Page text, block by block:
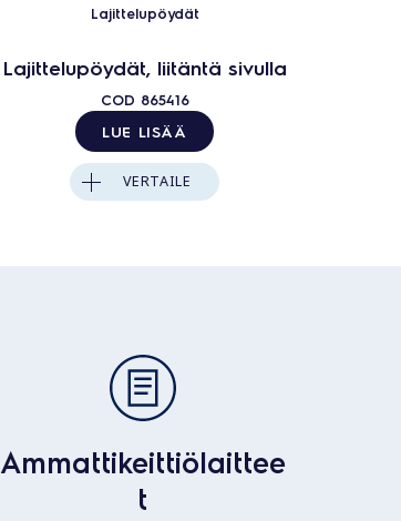
Lajittelupöydät
Lajittelupöydät, liitäntä sivulla
COD 865416
LUE LISÄÄ
VERTAILE
Ammattikeittiölaittee
t